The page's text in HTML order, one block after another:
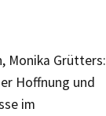
Monika Grütters:
Hoffnung und
im